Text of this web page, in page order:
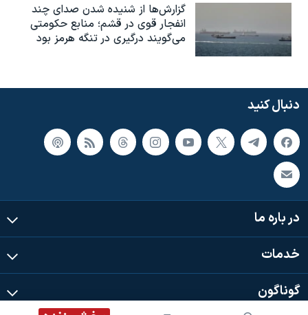
گزارش‌ها از شنیده شدن صدای چند
انفجار قوی در قشم؛ منابع حکومتی
می‌گویند درگیری در تنگه هرمز بود
دنبال کنید
در باره ما
خدمات
گوناگون